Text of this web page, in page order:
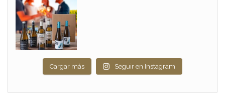
Cargar más Seguir en Instagram